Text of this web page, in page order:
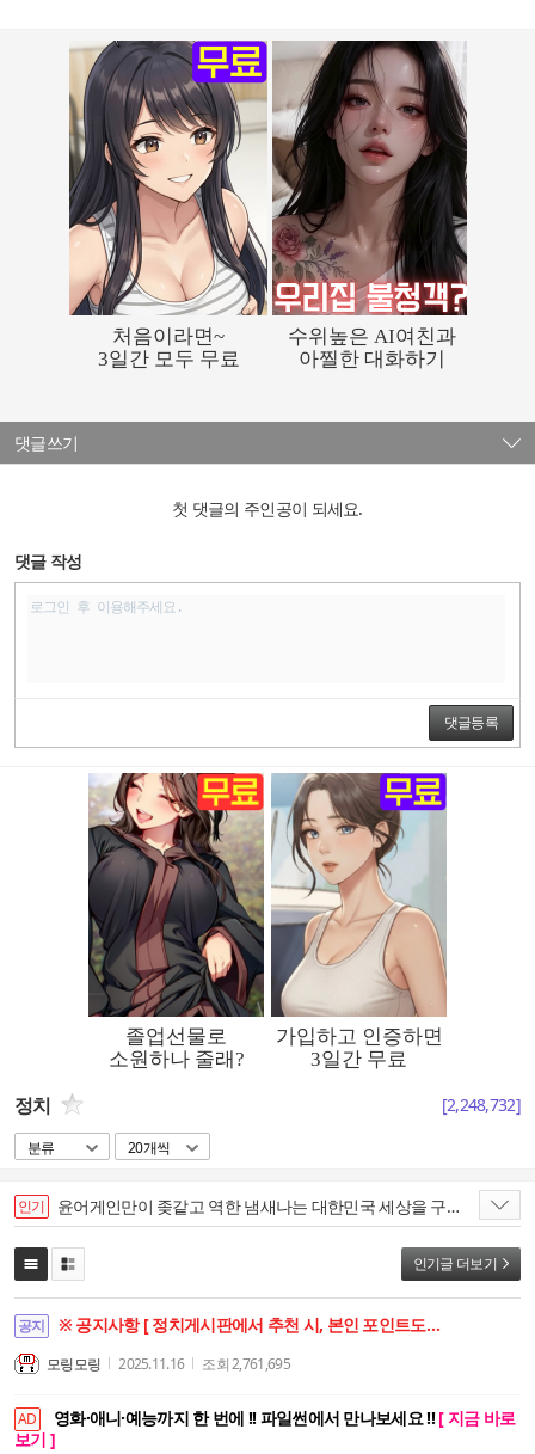
댓글쓰기
첫 댓글의 주인공이 되세요.
댓글 작성
댓글등록
정치 [2,248,732]
분류 20개씩
인기 윤어게인만이 좆같고 역한 냄새나는 대한민국 세상을 구할수있다
인기글 더보기
공지 ※ 공지사항 [ 정치게시판에서 추천 시, 본인 포인트도 함께 상승합니다. ]
모링모링 2025.11.16 조회2,761,695
AD 영화·애니·예능까지 한 번에 !! 파일썬에서 만나보세요 !! [ 지금 바로
보기 ]